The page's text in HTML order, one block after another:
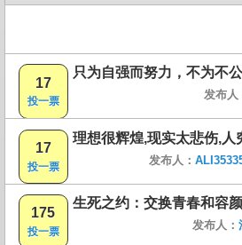
17
投一票
只为自强而努力，不为不
发布人
17
投一票
理想很辉煌,现实太悲伤,人
发布人：
175
投一票
生死之约：交换青春和容
发布人：